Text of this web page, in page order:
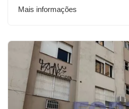
Mais informações